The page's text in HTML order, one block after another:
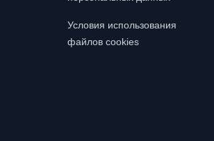
Условия использования
файлов cookies